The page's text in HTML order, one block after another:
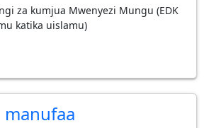
za kumjua Mwenyezi Mungu (EDK
katika uislamu)
manufaa